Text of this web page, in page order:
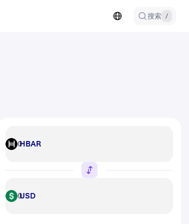
搜索 /
HBAR HBAR
USD USD